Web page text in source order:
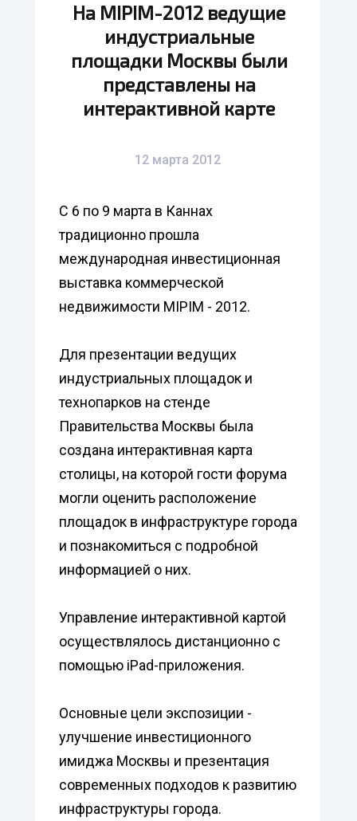
На MIPIM-2012 ведущие
индустриальные
площадки Москвы были
представлены на
интерактивной карте
С 6 по 9 марта в Каннах
традиционно прошла
международная инвестиционная
выставка коммерческой
недвижимости MIPIM - 2012.
Для презентации ведущих
индустриальных площадок и
технопарков на стенде
Правительства Москвы была
создана интерактивная карта
столицы, на которой гости форума
могли оценить расположение
площадок в инфраструктуре города
и познакомиться с подробной
информацией о них.
Управление интерактивной картой
осуществлялось дистанционно с
помощью iPad-приложения.
Основные цели экспозиции -
улучшение инвестиционного
имиджа Москвы и презентация
современных подходов к развитию
инфраструктуры города.
12 марта 2012